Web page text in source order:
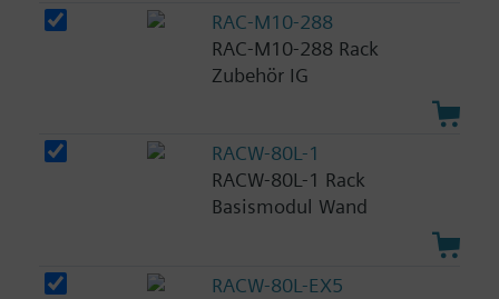
RAC-M10-288
RAC-M10-288 Rack
Zubehör IG
RACW-80L-1
RACW-80L-1 Rack
Basismodul Wand
RACW-80L-EX5